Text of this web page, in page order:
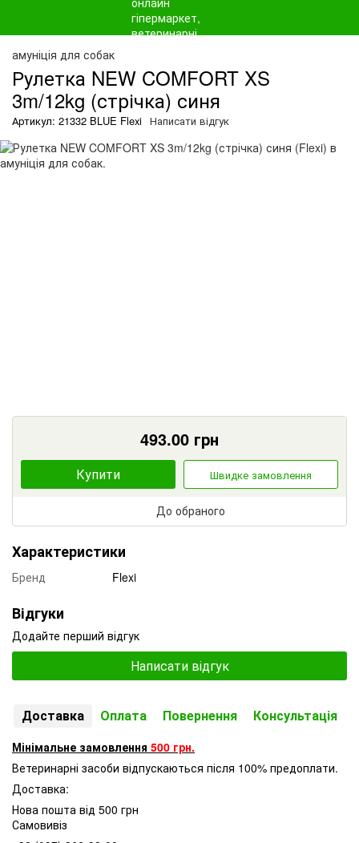
амуніція для собак
Рулетка NEW COMFORT XS
3m/12kg (стрічка) синя
Артикул: 21332 BLUE Flexi Написати відгук
493.00 грн
Купити Швидке замовлення
До обраного
Характеристики
Бренд Flexi
Відгуки
Додайте перший відгук
Написати відгук
Доставка Оплата Повернення Консультація
Мінімальне замовлення 500 грн.
Ветеринарні засоби відпускаються після 100% предоплати.
Доставка:
Нова пошта від 500 грн
Самовивіз